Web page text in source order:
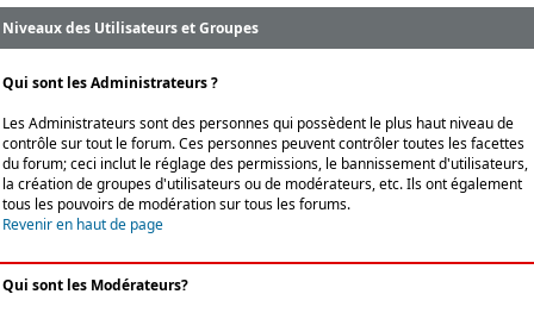
Niveaux des Utilisateurs et Groupes
Qui sont les Administrateurs ?
Les Administrateurs sont des personnes qui possèdent le plus haut niveau de
contrôle sur tout le forum. Ces personnes peuvent contrôler toutes les facettes
du forum; ceci inclut le réglage des permissions, le bannissement d'utilisateurs,
la création de groupes d'utilisateurs ou de modérateurs, etc. Ils ont également
tous les pouvoirs de modération sur tous les forums.
Revenir en haut de page
Qui sont les Modérateurs?